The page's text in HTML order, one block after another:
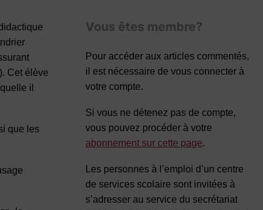
Cet élève
il
que les
Vous êtes membre?
Pour accéder aux articles commentés,
il est nécessaire de vous connecter à
votre compte.
Si vous ne détenez pas de compte,
vous pouvez procéder à votre
abonnement sur cette page.
Les personnes à l’emploi d’un centre
de services scolaire sont invitées à
s’adresser au service du secrétariat